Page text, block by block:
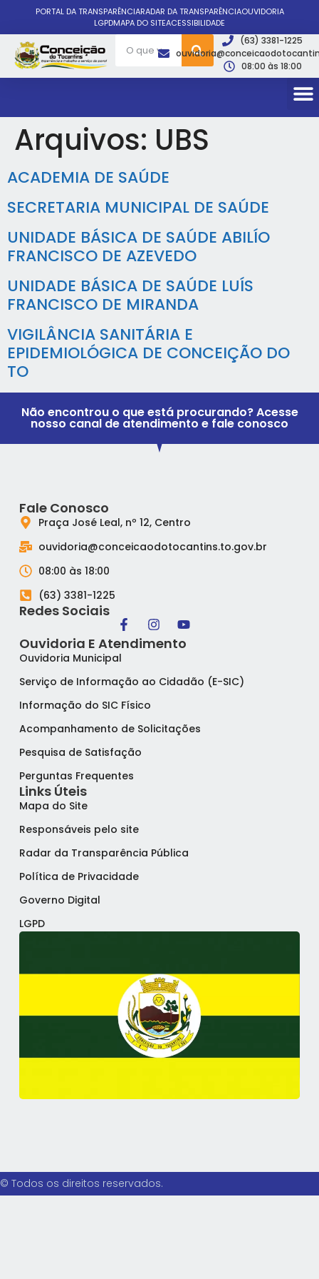
PORTAL DA TRANSPARÊNCIARADAR DA TRANSPARÊNCIAOUVIDORIA
LGPDMAPA DO SITEACESSIBILIDADE
(63) 3381-1225
08:00 às 18:00
Arquivos: UBS
ACADEMIA DE SAÚDE
SECRETARIA MUNICIPAL DE SAÚDE
UNIDADE BÁSICA DE SAÚDE ABILÍO
FRANCISCO DE AZEVEDO
UNIDADE BÁSICA DE SAÚDE LUÍS
FRANCISCO DE MIRANDA
VIGILÂNCIA SANITÁRIA E
EPIDEMIOLÓGICA DE CONCEIÇÃO DO
TO
Não encontrou o que está procurando? Acesse
nosso canal de atendimento e fale conosco
Fale Conosco
Praça José Leal, nº 12, Centro
ouvidoria@conceicaodotocantins.to.gov.br
08:00 às 18:00
(63) 3381-1225
Redes Sociais
Ouvidoria E Atendimento
Ouvidoria Municipal
Serviço de Informação ao Cidadão (E-SIC)
Informação do SIC Físico
Acompanhamento de Solicitações
Pesquisa de Satisfação
Perguntas Frequentes
Links Úteis
Mapa do Site
Responsáveis pelo site
Radar da Transparência Pública
Política de Privacidade
Governo Digital
LGPD
© Todos os direitos reservados.